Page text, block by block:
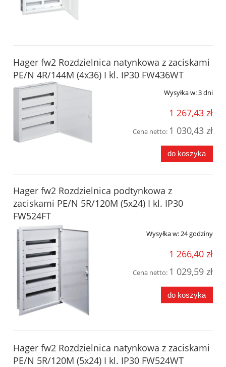
Hager fw2 Rozdzielnica natynkowa z zaciskami
PE/N 4R/144M (4x36) I kl. IP30 FW436WT
Wysyłka w:3 dni
1 267,43 zł
Cena netto: 1 030,43 zł
do koszyka
Hager fw2 Rozdzielnica podtynkowa z
zaciskami PE/N 5R/120M (5x24) I kl. IP30
FW524FT
Wysyłka w:24 godziny
1 266,40 zł
Cena netto: 1 029,59 zł
do koszyka
Hager fw2 Rozdzielnica natynkowa z zaciskami
PE/N 5R/120M (5x24) I kl. IP30 FW524WT